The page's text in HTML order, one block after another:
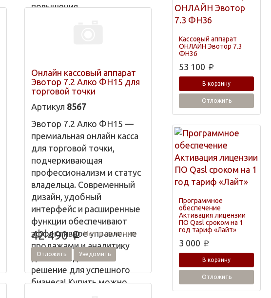
повышения
Онлайн кассовый аппарат
Эвотор 7.2 Алко ФН15 для
торговой точки
Артикул 8567
Эвотор 7.2 Алко ФН15 —
премиальная онлайн касса
для торговой точки,
подчеркивающая
профессионализм и статус
владельца. Современный
дизайн, удобный
интерфейс и расширенные
функции обеспечивают
эффективное управление
продажами и аналитику
данных. Идеальное
решение для успешного
бизнеса! Купить можно
42 490p Нет в наличии
Отложить Уведомить
Кассовый аппарат
ОНЛАЙН Эвотор 7.3
ФН36
53 100 p
В корзину
Отложить
Программное
обеспечение
Активация лицензии
ПО Qasl сроком на 1
год тариф «Лайт»
3 000 p
В корзину
Отложить